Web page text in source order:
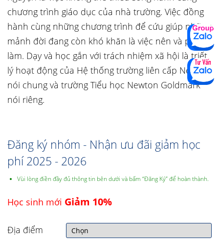
chương trình giáo dục của nhà trường. Việc đồng
hành cùng những chương trình để cứu giúp những
mảnh đời đang còn khó khăn là việc nên và phải
làm. Dạy và học gắn với trách nhiệm xã hội là triết
lý hoạt động của Hệ thống trường liên cấp Newton
nói chung và trường Tiểu học Newton Goldmark
nói riêng.
Đăng ký nhóm - Nhận ưu đãi giảm học
phí 2025 - 2026
Vùi lòng điền đầy đủ thông tin bên dưới và bấm “Đăng Ký” để hoàn thành.
Học sinh mới Giảm 10%
Địa điểm